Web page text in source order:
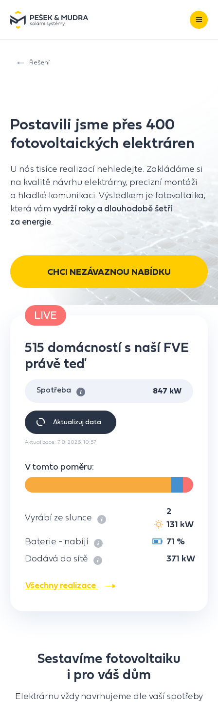
Řešení
Postavili jsme přes 400
fotovoltaických elektráren
U nás tisíce realizací nehledejte. Zakládáme si
na kvalitě návrhu elektrárny, precizní montáži
a hladké komunikaci. Výsledkem je fotovoltaika,
která vám vydrží roky a dlouhodobě šetří
za energie.
CHCI NEZÁVAZNOU NABÍDKU
LIVE
515 domácností s naší FVE
právě teď
Spotřeba 847 kW
Aktualizuj data
Aktualizace: 7. 8. 2026, 10:57
V tomto poměru:
Vyrábí ze slunce
2
131 kW
Baterie - nabíjí
71 %
Dodává do sítě
371 kW
Všechny realizace
Sestavíme fotovoltaiku
i pro váš dům
Elektrárnu vždy navrhujeme dle vaší spotřeby